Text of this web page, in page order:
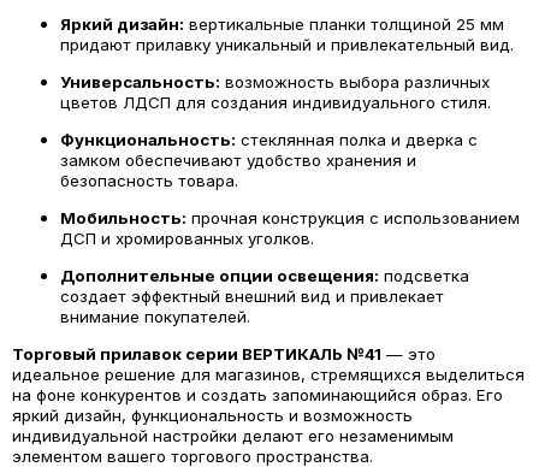
Яркий дизайн: вертикальные планки толщиной 25 мм
придают прилавку уникальный и привлекательный вид.
Универсальность: возможность выбора различных
цветов ЛДСП для создания индивидуального стиля.
Функциональность: стеклянная полка и дверка с
замком обеспечивают удобство хранения и
безопасность товара.
Мобильность: прочная конструкция с использованием
ДСП и хромированных уголков.
Дополнительные опции освещения: подсветка
создает эффектный внешний вид и привлекает
внимание покупателей.
Торговый прилавок серии ВЕРТИКАЛЬ №41 — это
идеальное решение для магазинов, стремящихся выделиться
на фоне конкурентов и создать запоминающийся образ. Его
яркий дизайн, функциональность и возможность
индивидуальной настройки делают его незаменимым
элементом вашего торгового пространства.